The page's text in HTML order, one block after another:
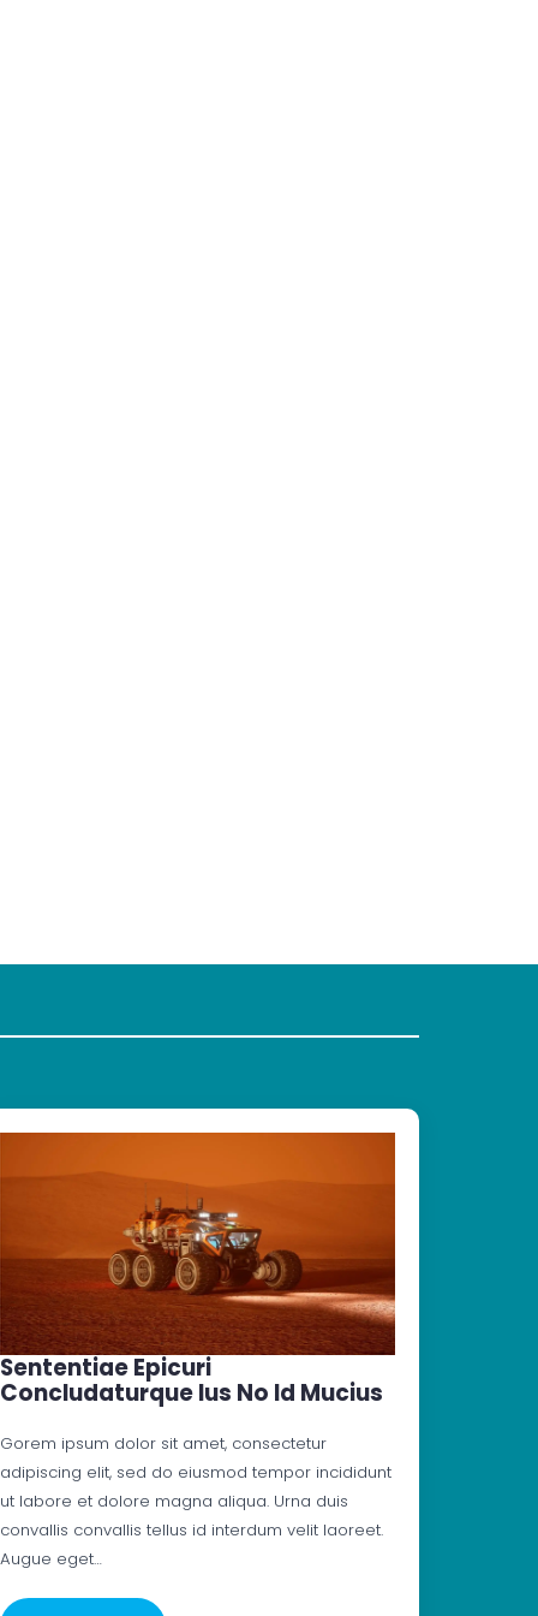
Sententiae Epicuri
Concludaturque Ius No Id Mucius
Gorem ipsum dolor sit amet, consectetur
adipiscing elit, sed do eiusmod tempor incididunt
ut labore et dolore magna aliqua. Urna duis
convallis convallis tellus id interdum velit laoreet.
Augue eget…